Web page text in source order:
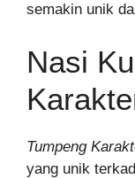
semakin unik
Nasi
Tumpeng
yang unik